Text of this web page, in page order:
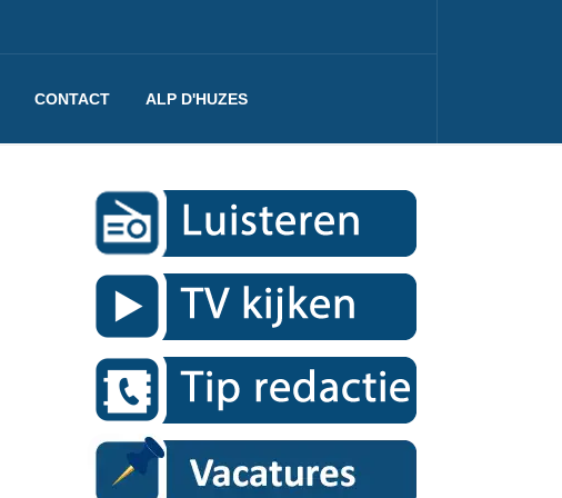
CONTACT ALP D'HUZES